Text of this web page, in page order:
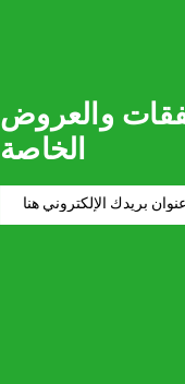
والعروض
الخاصة